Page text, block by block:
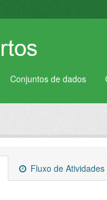
Conjuntos de dados
Fluxo de Atividades